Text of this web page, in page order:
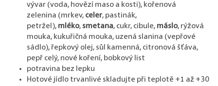
vývar (voda, hovězí maso a kosti), kořenová
zelenina (mrkev, celer, pastinák,
petržel), mléko,smetana, cukr, cibule, máslo, rýžová
mouka, kukuřičná mouka, uzená slanina (vepřové
sádlo), řepkový olej, sůl kamenná, citronová šťáva,
pepř celý, nové koření, bobkový list
potravina bez lepku
Hotové jídlo trvanlivé skladujte při teplotě +1 až +30